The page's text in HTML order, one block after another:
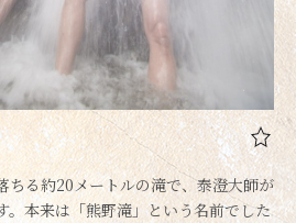
ちる約20メートルの滝で、泰澄大師が
。本来は「熊野滝」という名前でした